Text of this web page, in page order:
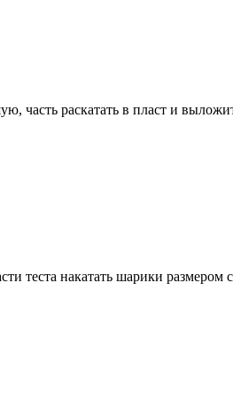
часть раскатать в пласт и
теста накатать шарики